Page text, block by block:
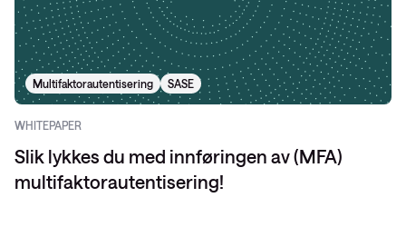
Multifaktorautentisering SASE
WHITEPAPER
Slik lykkes du med innføringen av (MFA)
multifaktorautentisering!